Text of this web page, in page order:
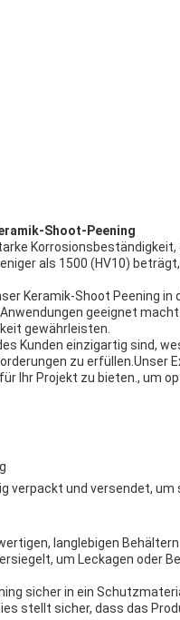
Shoot-Peening
Korrosionsbeständigkeit,
als 1500 (HV10)
Keramik-Shoot Peening in
geeignet
gewährleisten.
Kunden einzigartig sind,
zu erfüllen.Unser
Ihr Projekt zu bieten., um
verpackt und versendet,
langlebigen
um Leckagen oder
sicher in ein
stellt sicher, dass das